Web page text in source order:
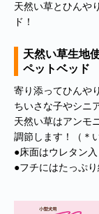
天然い草とひんや
ド！
天然い草生地
ペットベッド
寄り添ってひんや
ちいさな子やシニ
天然い草はアンモ
調節します！（＊
●床面はウレタン
●フチにはたっぷ